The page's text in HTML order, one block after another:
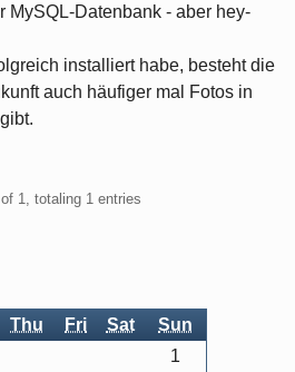
MySQL-Datenbank - aber hey-
installiert habe, besteht die
auch häufiger mal Fotos in
1, totaling 1 entries
Thu Fri Sat Sun
1